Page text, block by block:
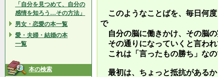
「自分を見つめて、自分の
感情を知ろう…その方法」
男女・恋愛の本一覧
愛・夫婦・結婚の本
一覧
本の検索
このようなことばを、毎日何
で
自分の脳に働きかけ、その脳
その通りになっていくと言わ
これは「言ったもの勝ち」な
最初は、ちょっと抵抗がある